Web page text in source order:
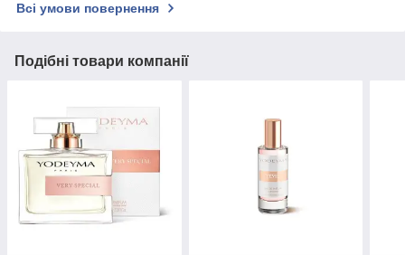
Всі умови повернення
Подібні товари компанії